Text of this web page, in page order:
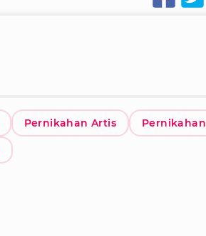
Pernikahan Artis Pernikahan